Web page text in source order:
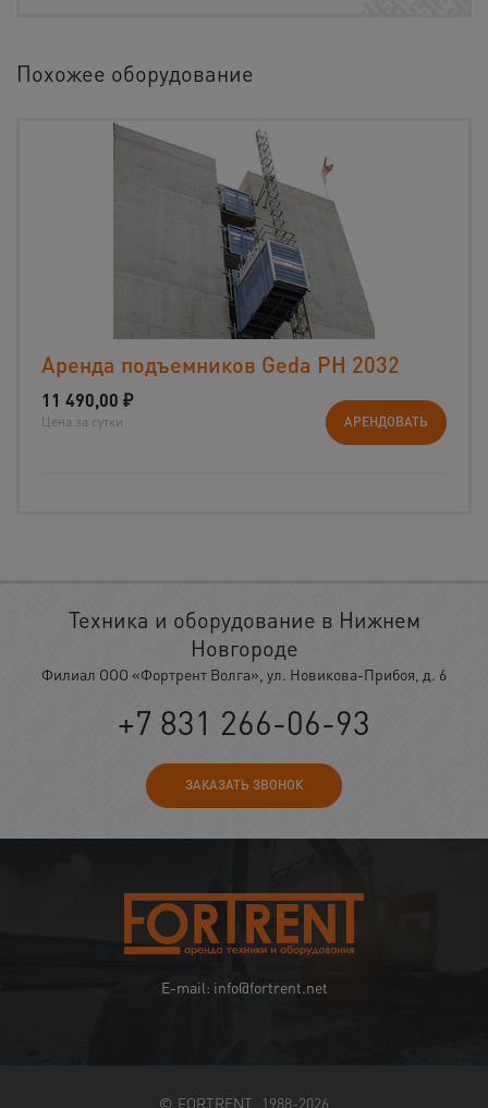
Похожее оборудование
Аренда подъемников Geda PH 2032
11 490,00 ₽
Цена за сутки АРЕНДОВАТЬ
Техника и оборудование в Нижнем
Новгороде
Филиал ООО «Фортрент Волга», ул. Новикова-Прибоя, д. 6
+7 831 266-06-93
ЗАКАЗАТЬ ЗВОНОК
E-mail: info@fortrent.net
© FORTRENT, 1988-2026